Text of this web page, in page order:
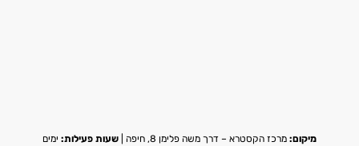
מיקום: מרכז הקסטרא – דרך משה פלימן 8, חיפה | שעות פעילות: ימים